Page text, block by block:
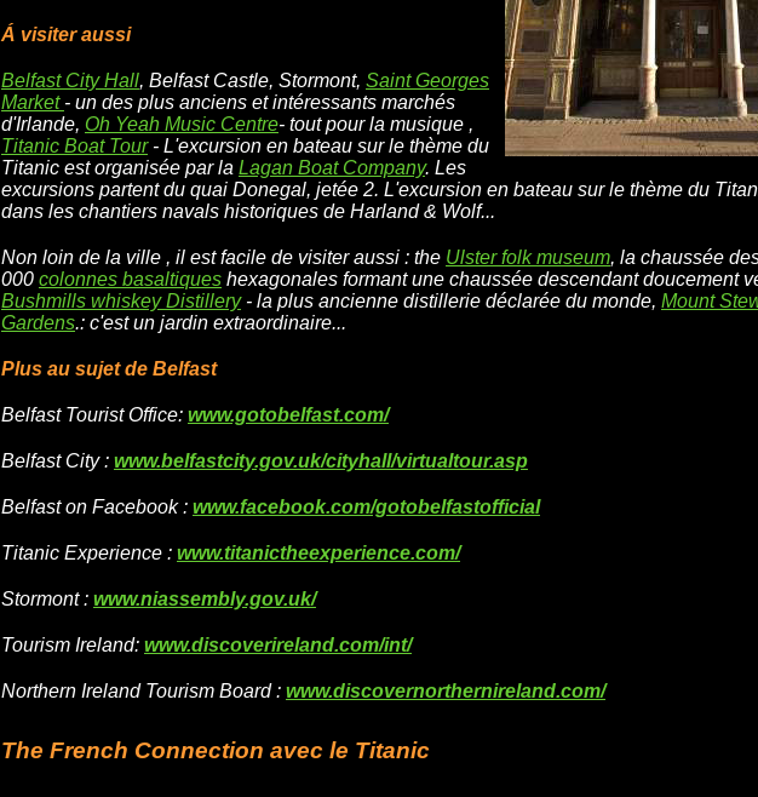
Á visiter aussi
Belfast City Hall, Belfast Castle, Stormont, Saint Georges
Market - un des plus anciens et intéressants marchés
d'Irlande, Oh Yeah Music Centre- tout pour la musique ,
Titanic Boat Tour- L'excursion en bateau sur le thème du
Titanic est organisée par la Lagan Boat Company. Les
excursions partent du quai Donegal, jetée 2. L'excursion en bateau sur le thème du
dans les chantiers navals historiques de Harland & Wolf...
Non loin de la ville , il est facile de visiter aussi : the Ulster folk museum, la chaussée
000 colonnes basaltiques hexagonales formant une chaussée descendant doucement
Bushmills whiskey Distillery- la plus ancienne distillerie déclarée du monde, Mount
Gardens.: c'est un jardin extraordinaire...
Plus au sujet de Belfast
Belfast Tourist Office: www.gotobelfast.com/
Belfast City : www.belfastcity.gov.uk/cityhall/virtualtour.asp
Belfast on Facebook : www.facebook.com/gotobelfastofficial
Titanic Experience : www.titanictheexperience.com/
Stormont : www.niassembly.gov.uk/
Tourism Ireland: www.discoverireland.com/int/
Northern Ireland Tourism Board : www.discovernorthernireland.com/
The French Connection avec le Titanic